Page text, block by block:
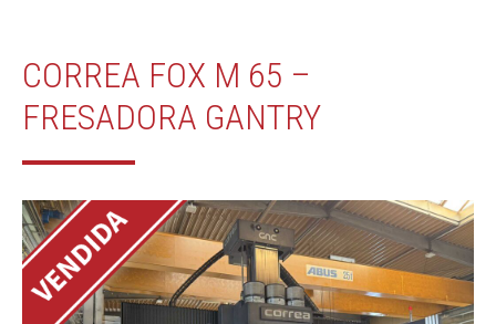
CORREA FOX M 65 –
FRESADORA GANTRY